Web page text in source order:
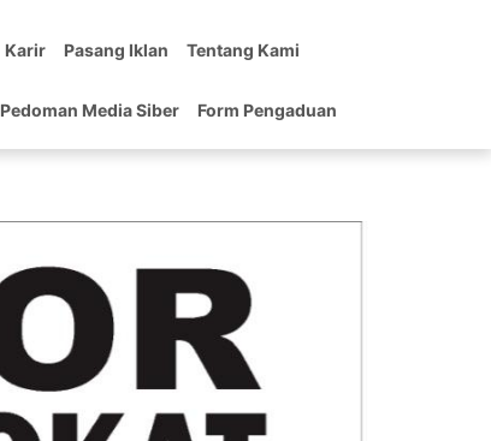
Karir Pasang Iklan Tentang Kami
Pedoman Media Siber Form Pengaduan